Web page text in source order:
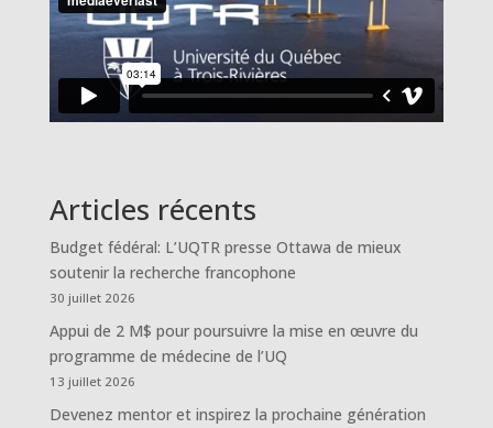
Articles récents
Budget fédéral: L’UQTR presse Ottawa de mieux
soutenir la recherche francophone
30 juillet 2026
Appui de 2 M$ pour poursuivre la mise en œuvre du
programme de médecine de l’UQ
13 juillet 2026
Devenez mentor et inspirez la prochaine génération